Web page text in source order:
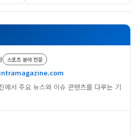
스포츠 분야 전문
에서 주요 뉴스와 이슈 콘텐츠를 다루는 기